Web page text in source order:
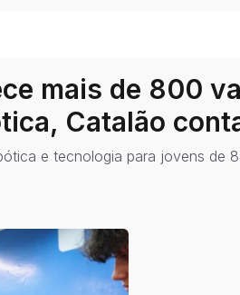
mais de 800
Catalão
e tecnologia para jovens de